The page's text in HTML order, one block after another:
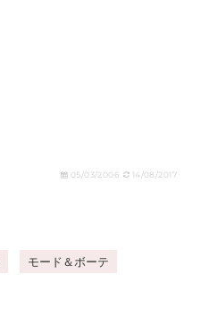
05/03/2006 14/08/2017
モード＆ボーテ